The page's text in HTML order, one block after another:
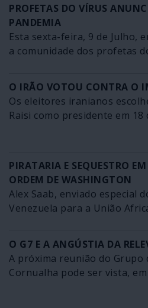
PROFETAS DO VÍRUS
PANDEMIA
Esta sexta-feira, 9 de Julho,
a comunidade dos profetas
O IRÃO VOTOU CONTRA O
Os eleitores iranianos
Raisi como presidente em 18
PIRATARIA E SEQUESTRO
ORDEM DE WASHINGTON
Alex Saab, enviado especial
Venezuela para a União
O G7 E A ANGÚSTIA DA
A próxima reunião do Grupo
Cornualha pode ser vista,